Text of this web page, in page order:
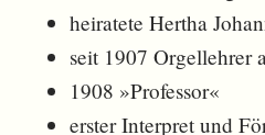
heiratete Hertha
seit 1907
1908 »Professor«
erster Interpret und